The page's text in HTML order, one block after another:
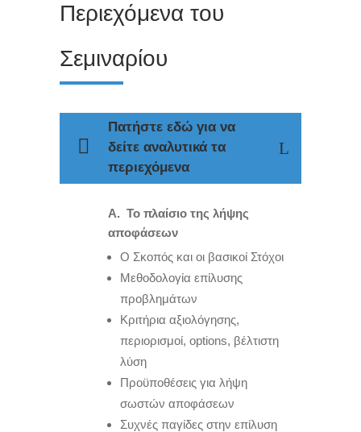
Περιεχόμενα του
Σεμιναρίου
Πατήστε εδώ για να
δείτε αναλυτικά τα
περιεχόμενα
Α. Το πλαίσιο της λήψης
αποφάσεων
Ο Σκοπός και οι βασικοί Στόχοι
Μεθοδολογία επίλυσης
προβλημάτων
Κριτήρια αξιολόγησης,
περιορισμοί, options, βέλτιστη
λύση
Προϋποθέσεις για λήψη
σωστών αποφάσεων
Συχνές παγίδες στην επίλυση